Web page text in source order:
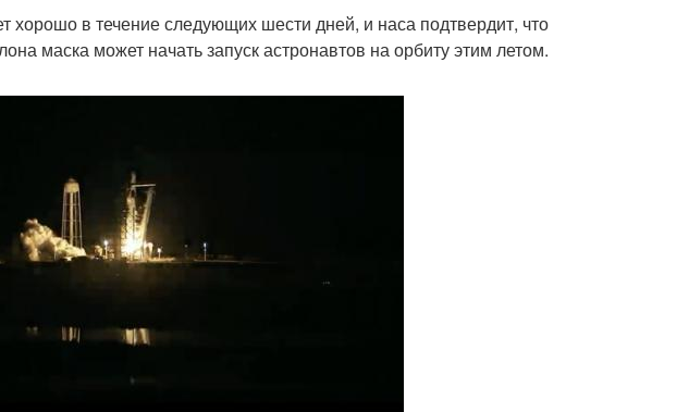
хорошо в течение следующих шести дней, и наса подтвердит, что
маска может начать запуск астронавтов на орбиту этим летом.